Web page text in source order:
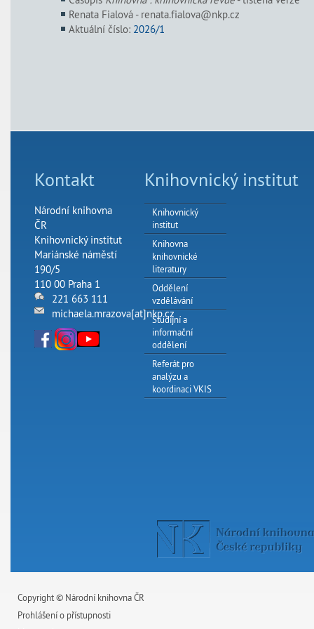
Renata Fialová - renata.fialova@nkp.cz
Aktuální číslo: 2026/1
Kontakt
Národní knihovna
ČR
Knihovnický institut
Mariánské náměstí
190/5
110 00 Praha 1
221 663 111
michaela.mrazova[at]nkp.cz
Knihovnický institut
Knihovnický
institut
Knihovna
knihovnické
literatury
Oddělení
vzdělávání
Studijní a
informační
oddělení
Referát pro
analýzu a
koordinaci VKIS
Copyright © Národní knihovna ČR
Prohlášení o přístupnosti